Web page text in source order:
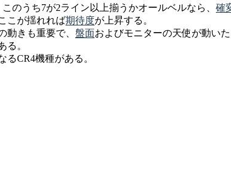
のうち7が2ライン以上揃うかオールベルなら、 確
こが揺れれば期待度が上昇する。
動きも重要で、 盤面およびモニターの天使が動い
る。
るCR4機種がある。